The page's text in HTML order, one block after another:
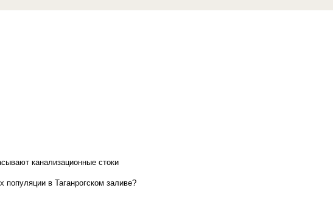
канализационные стоки
в Таганрогском заливе?